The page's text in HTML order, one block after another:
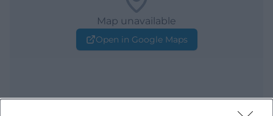
Map unavailable
Open in Google Maps